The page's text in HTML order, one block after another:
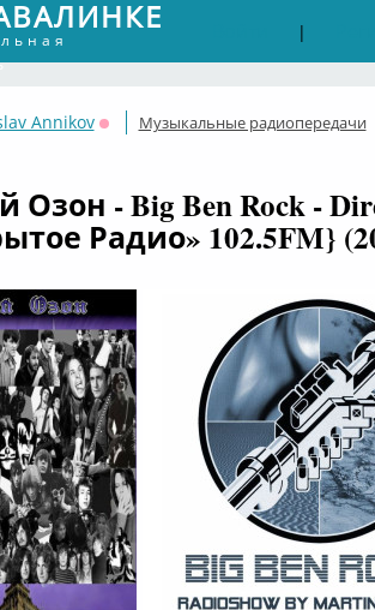
|
Annikov
Оффлайн
Музыкальные радиопередачи
Озон - Big Ben Rock -
Радио» 102.5FM}